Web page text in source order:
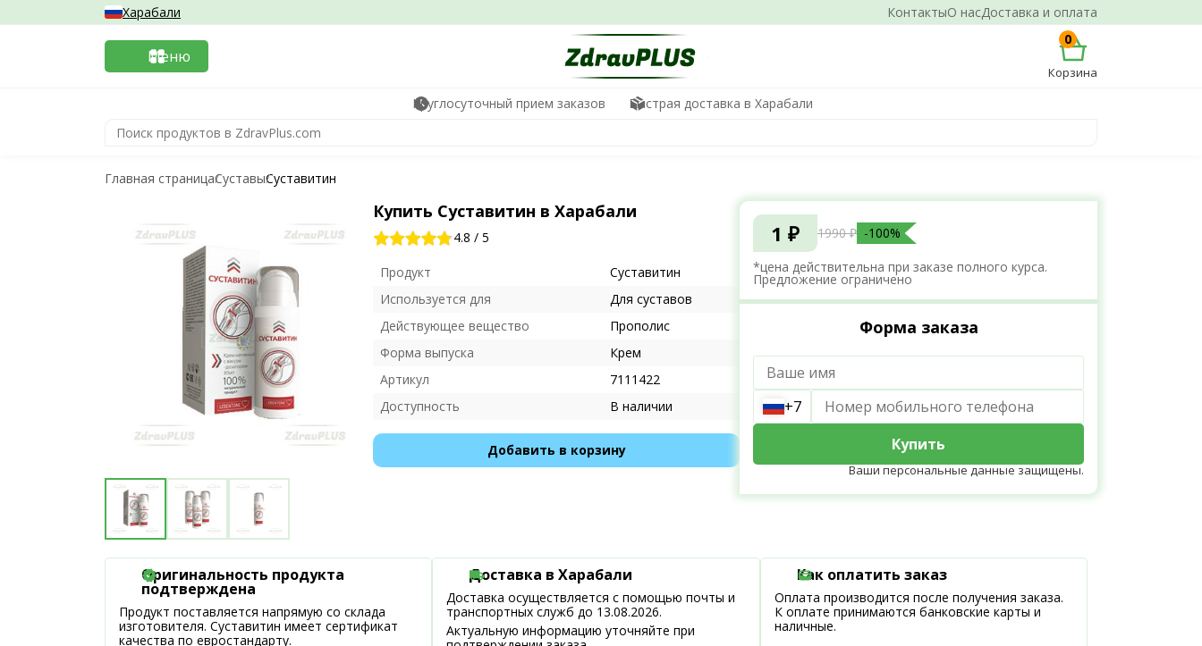
КонтактыО насДоставка и оплата
Харабали
Меню
0
Корзина
Круглосуточный прием заказов Быстрая доставка в Харабали
Главная страницаСуставыСуставитин
Купить Суставитин в Харабали
4.8 / 5
Продукт
Суставитин
Используется для
Для суставов
Действующее вещество
Прополис
Форма выпуска
Крем
Артикул
7111422
Доступность
В наличии
Добавить в корзину
1 ₽ 1990 ₽ -100%
*цена действительна при заказе полного курса.
Предложение ограничено
Форма заказа
+7
Купить
Ваши персональные данные защищены.
Оригинальность продукта
подтверждена
Продукт поставляется напрямую со склада
изготовителя. Суставитин имеет сертификат
качества по евростандарту.
Доставка в Харабали
Доставка осуществляется с помощью почты и
транспортных служб до 13.08.2026.
Актуальную информацию уточняйте при
Как оплатить заказ
Оплата производится после получения заказа.
К оплате принимаются банковские карты и
наличные.